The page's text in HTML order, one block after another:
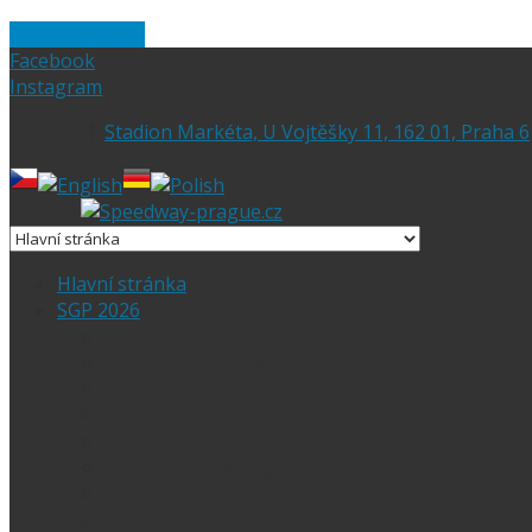
Facebook
Instagram
Stadion Markéta, U Vojtěšky 11, 162 01, Praha 6
Hlavní stránka
SGP 2026